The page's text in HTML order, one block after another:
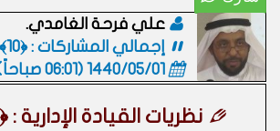
علي فرحة الغامدي.
إجمالي المشاركات : ﴿10﴾.
1440/05/01 (06:01 صباحاً)
نظريات القيادة الإدارية